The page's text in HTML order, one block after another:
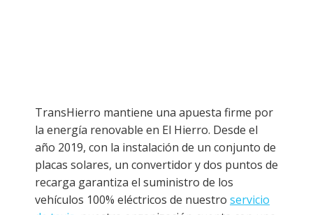
TransHierro mantiene una apuesta firme por
la energía renovable en El Hierro. Desde el
año 2019, con la instalación de un conjunto de
placas solares, un convertidor y dos puntos de
recarga garantiza el suministro de los
vehículos 100% eléctricos de nuestro servicio